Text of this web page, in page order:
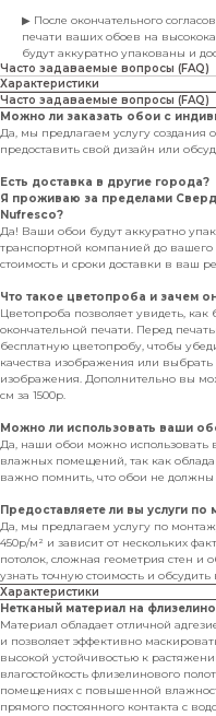
▶ После окончательного
печати ваших обоев на
будут аккуратно упакованы и
Часто задаваемые вопросы (FAQ)
Характеристики
Часто задаваемые вопросы (FAQ)
Можно ли заказать обои с
Да, мы предлагаем услугу
предоставить свой дизайн или
Есть доставка в другие города?
Я проживаю за пределами
Nufresco?
Да! Ваши обои будут аккуратно
транспортной компанией до вашего
стоимость и сроки доставки в ваш
Что такое цветопроба и зачем
Цветопроба позволяет увидеть,
окончательной печати. Перед
бесплатную цветопробу, чтобы
качества изображения или
изображения. Дополнительно вы
см за 1500р.
Можно ли использовать ваши
Да, наши обои можно использовать
влажных помещений, так как
важно помнить, что обои не должны
Предоставляете ли вы услуги по
Да, мы предлагаем услугу по
450р/м² и зависит от нескольких
потолок, сложная геометрия стен и
узнать точную стоимость и
Характеристики
Нетканый материал на
Материал обладает отличной
и позволяет эффективно
высокой устойчивостью к
влагостойкость флизелинового
помещениях с повышенной
прямого постоянного контакта с